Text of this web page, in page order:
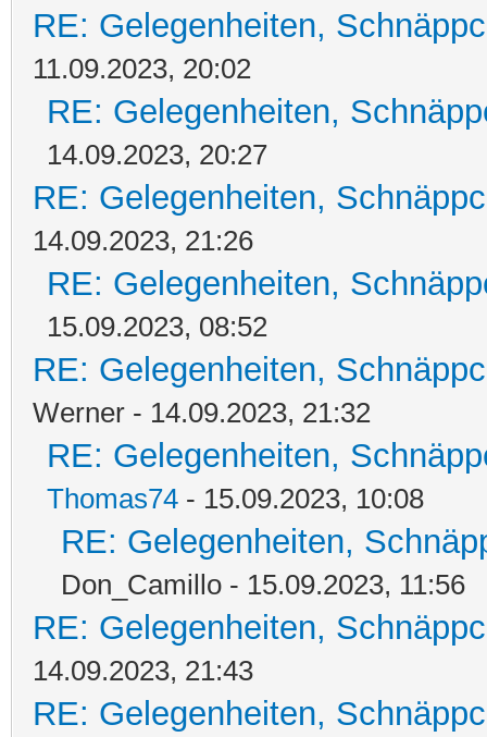
RE: Gelegenheiten,
11.09.2023, 20:02
RE: Gelegenheiten,
14.09.2023, 20:27
RE: Gelegenheiten,
14.09.2023, 21:26
RE: Gelegenheiten,
15.09.2023, 08:52
RE: Gelegenheiten,
Werner - 14.09.2023, 21:32
RE: Gelegenheiten,
Thomas74 - 15.09.2023, 10:08
RE: Gelegenheiten,
Don_Camillo - 15.09.2023, 11:56
RE: Gelegenheiten,
14.09.2023, 21:43
RE: Gelegenheiten,